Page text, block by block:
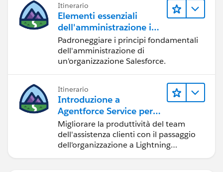
Itinerario
Elementi essenziali
dell'amministrazione in
Lightning Experience
Padroneggiare i principi fondamentali
dell'amministrazione di
un'organizzazione Salesforce.
Itinerario
Introduzione a
Agentforce Service per
Lightning Experience
Migliorare la produttività del team
dell'assistenza clienti con il passaggio
dell'organizzazione a Lightning